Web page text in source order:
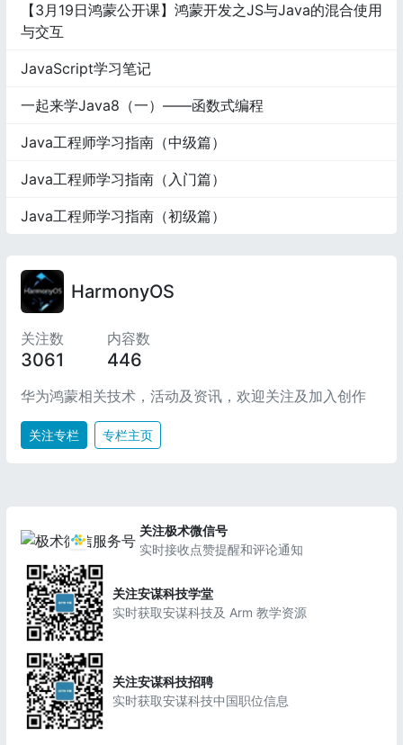
【3月19日鸿蒙公开课】鸿蒙开发之JS与Java的混合使用
与交互
JavaScript学习笔记
一起来学Java8（一）——函数式编程
Java工程师学习指南（中级篇）
Java工程师学习指南（入门篇）
Java工程师学习指南（初级篇）
HarmonyOS
关注数
3061
内容数
446
华为鸿蒙相关技术，活动及资讯，欢迎关注及加入创作
关注专栏 专栏主页
关注极术微信号
实时接收点赞提醒和评论通知
关注安谋科技学堂
实时获取安谋科技及 Arm 教学资源
关注安谋科技招聘
实时获取安谋科技中国职位信息